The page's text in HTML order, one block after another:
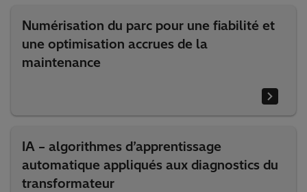
Numérisation du parc pour une fiabilité et
une optimisation accrues de la
maintenance
IA – algorithmes d’apprentissage
automatique appliqués aux diagnostics du
transformateur